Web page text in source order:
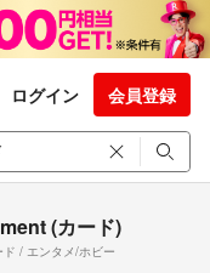
ログイン 会員登録
(カード)
/ エンタメ/ホビー